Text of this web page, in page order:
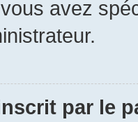
avez
par le